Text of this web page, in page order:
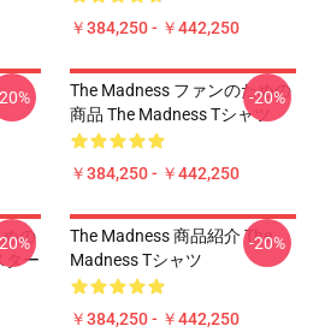
￥384,250 - ￥442,250
The Madness ファンのための
商品 The Madness Tシャツ
￥384,250 - ￥442,250
-20%
の
ター
The Madness 商品紹介 The
Madness Tシャツ
￥384,250 - ￥442,250
-20%